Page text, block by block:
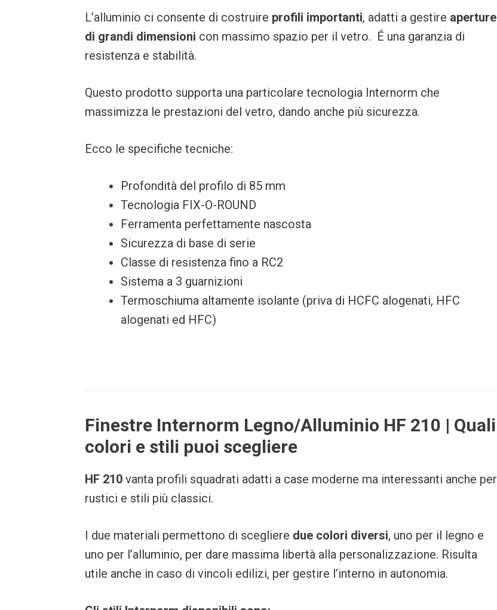
L’alluminio ci consente di costruire profili importanti, adatti a gestire aperture
di grandi dimensioni con massimo spazio per il vetro. É una garanzia di
resistenza e stabilità.
Questo prodotto supporta una particolare tecnologia Internorm che
massimizza le prestazioni del vetro, dando anche più sicurezza.
Ecco le specifiche tecniche:
Profondità del profilo di 85 mm
Tecnologia FIX-O-ROUND
Ferramenta perfettamente nascosta
Sicurezza di base di serie
Classe di resistenza fino a RC2
Sistema a 3 guarnizioni
Termoschiuma altamente isolante (priva di HCFC alogenati, HFC
alogenati ed HFC)
Finestre Internorm Legno/Alluminio HF 210 | Quali
colori e stili puoi scegliere
HF 210 vanta profili squadrati adatti a case moderne ma interessanti anche per
rustici e stili più classici.
I due materiali permettono di scegliere due colori diversi, uno per il legno e
uno per l’alluminio, per dare massima libertà alla personalizzazione. Risulta
utile anche in caso di vincoli edilizi, per gestire l’interno in autonomia.